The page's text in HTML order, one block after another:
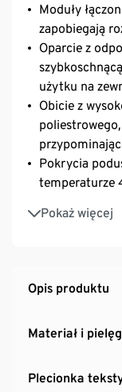
Moduły
zapobiegają
Oparcie z
użytku na
Obicie z
Pokrycia
temperaturze
Pokaż więcej
Podkładki
wysokości:
Opis produktu
Materiał i
Plecionka